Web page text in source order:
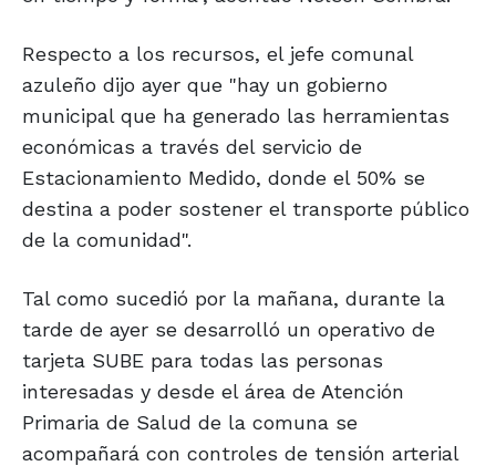
Respecto a los recursos, el jefe comunal
azuleño dijo ayer que "hay un gobierno
municipal que ha generado las herramientas
económicas a través del servicio de
Estacionamiento Medido, donde el 50% se
destina a poder sostener el transporte público
de la comunidad".
Tal como sucedió por la mañana, durante la
tarde de ayer se desarrolló un operativo de
tarjeta SUBE para todas las personas
interesadas y desde el área de Atención
Primaria de Salud de la comuna se
acompañará con controles de tensión arterial